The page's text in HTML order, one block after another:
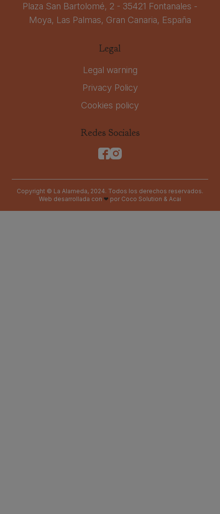
Plaza San Bartolomé, 2 - 35421 Fontanales -
Moya, Las Palmas, Gran Canaria, España
Legal
Legal warning
Privacy Policy
Cookies policy
Redes Sociales
Copyright © La Alameda, 2024. Todos los derechos reservados.
Web desarrollada con ❤ por Coco Solution & Acai